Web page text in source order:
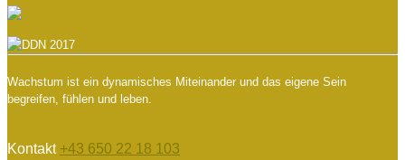
Wachstum ist ein dynamisches Miteinander und das eigene Sein
begreifen, fühlen und leben.
Kontakt +43 650 22 18 103